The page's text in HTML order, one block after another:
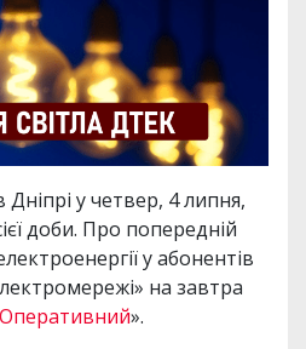
Дніпрі у четвер, 4 липня,
доби. Про попередній
у абонентів
на завтра
».